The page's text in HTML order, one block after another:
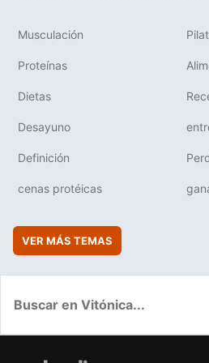
Musculación
Proteínas
Dietas
Desayuno
Definición
cenas protéicas
VER MÁS TEMAS